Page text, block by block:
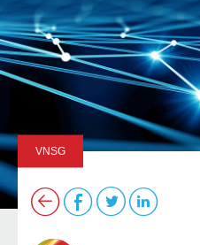
VNSG